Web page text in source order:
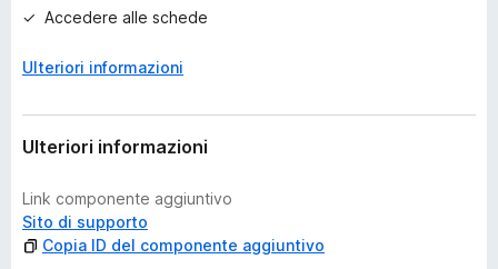
t
z
o
i
Accedere alle schede
Ulteriori informazioni
Ulteriori informazioni
Link componente aggiuntivo
Sito di supporto
Copia ID del componente aggiuntivo